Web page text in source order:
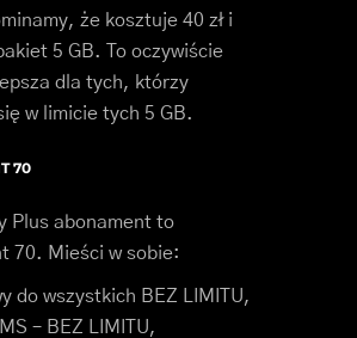
że kosztuje 40 zł i
5 GB. To oczywiście
dla tych, którzy
w limicie tych 5 GB.
70
Plus abonament to
70. Mieści w sobie:
do wszystkich BEZ LIMITU,
– BEZ LIMITU,